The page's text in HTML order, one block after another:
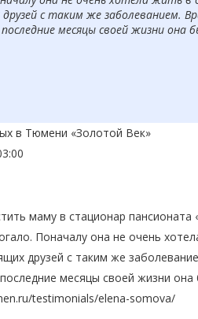
с таким же заболеванием.
месяцы своей жизни
в Тюмени «Золотой Век»
маму в стационар
Поначалу она не очень
друзей с таким же
месяцы своей жизни
testimonials/elena-somova/